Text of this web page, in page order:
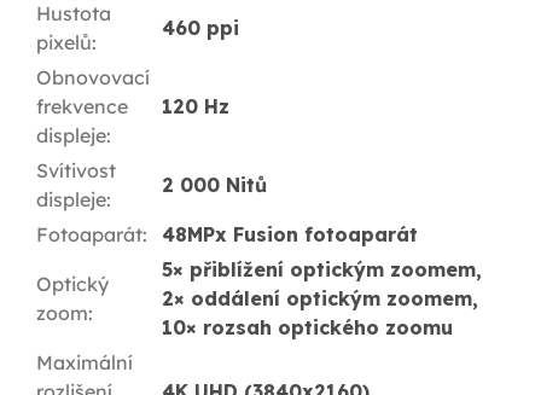
Hustota
pixelů:
460 ppi
Obnovovací
frekvence
displeje:
120 Hz
Svítivost
displeje:
2 000 Nitů
Fotoaparát: 48MPx Fusion fotoaparát
Optický
zoom:
5× přiblížení optickým zoomem,
2× oddálení optickým zoomem,
10× rozsah optického zoomu
Maximální